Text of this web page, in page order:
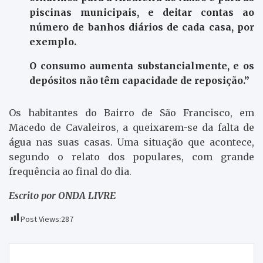
piscinas municipais, e deitar contas ao
número de banhos diários de cada casa, por
exemplo.
O consumo aumenta substancialmente, e os
depósitos não têm capacidade de reposição.”
Os habitantes do Bairro de São Francisco, em
Macedo de Cavaleiros, a queixarem-se da falta de
água nas suas casas. Uma situação que acontece,
segundo o relato dos populares, com grande
frequência ao final do dia.
Escrito por ONDA LIVRE
Post Views:287